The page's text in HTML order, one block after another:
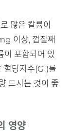
많은 칼륨이
이상, 껍질째
이 포함되어 있
혈당지수(GI)를
드시는 것이 좋
영양